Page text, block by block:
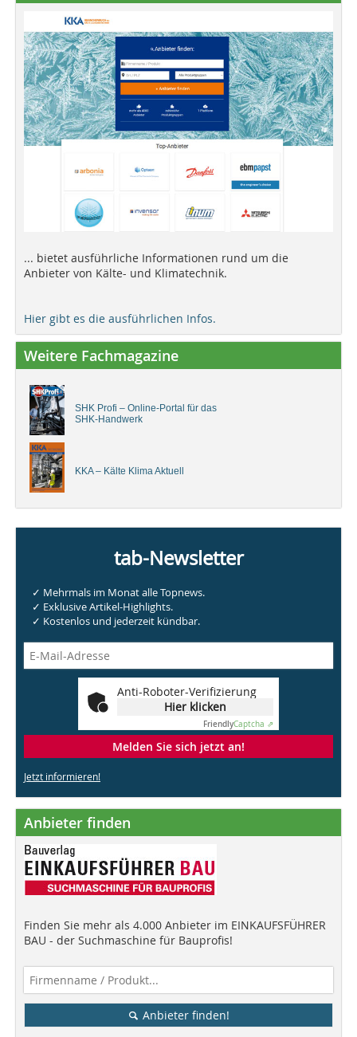
... bietet ausführliche Informationen rund um die
Anbieter von Kälte- und Klimatechnik.
Hier gibt es die ausführlichen Infos.
Weitere Fachmagazine
SHK Profi – Online-Portal für das
SHK-Handwerk
KKA – Kälte Klima Aktuell
tab-Newsletter
✓ Mehrmals im Monat alle Topnews.
✓ Exklusive Artikel-Highlights.
✓ Kostenlos und jederzeit kündbar.
Anti-Roboter-Verifizierung
Hier klicken
FriendlyCaptcha ⇗
Melden Sie sich jetzt an!
Jetzt informieren!
Anbieter finden
Finden Sie mehr als 4.000 Anbieter im EINKAUFSFÜHRER
BAU - der Suchmaschine für Bauprofis!
Anbieter finden!